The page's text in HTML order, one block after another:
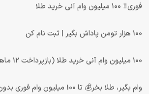
فوری‼️ 100 میلیون وام آنی خرید طلا
100 هزار تومن پاداش بگیر | ثبت نام کن
100 میلیون وام آنی خرید طلا (بازپرداخت 12 ماهه)
وام بگیر، طلا بخر💰 تا 100 میلیون وام فوری بدون ضامن